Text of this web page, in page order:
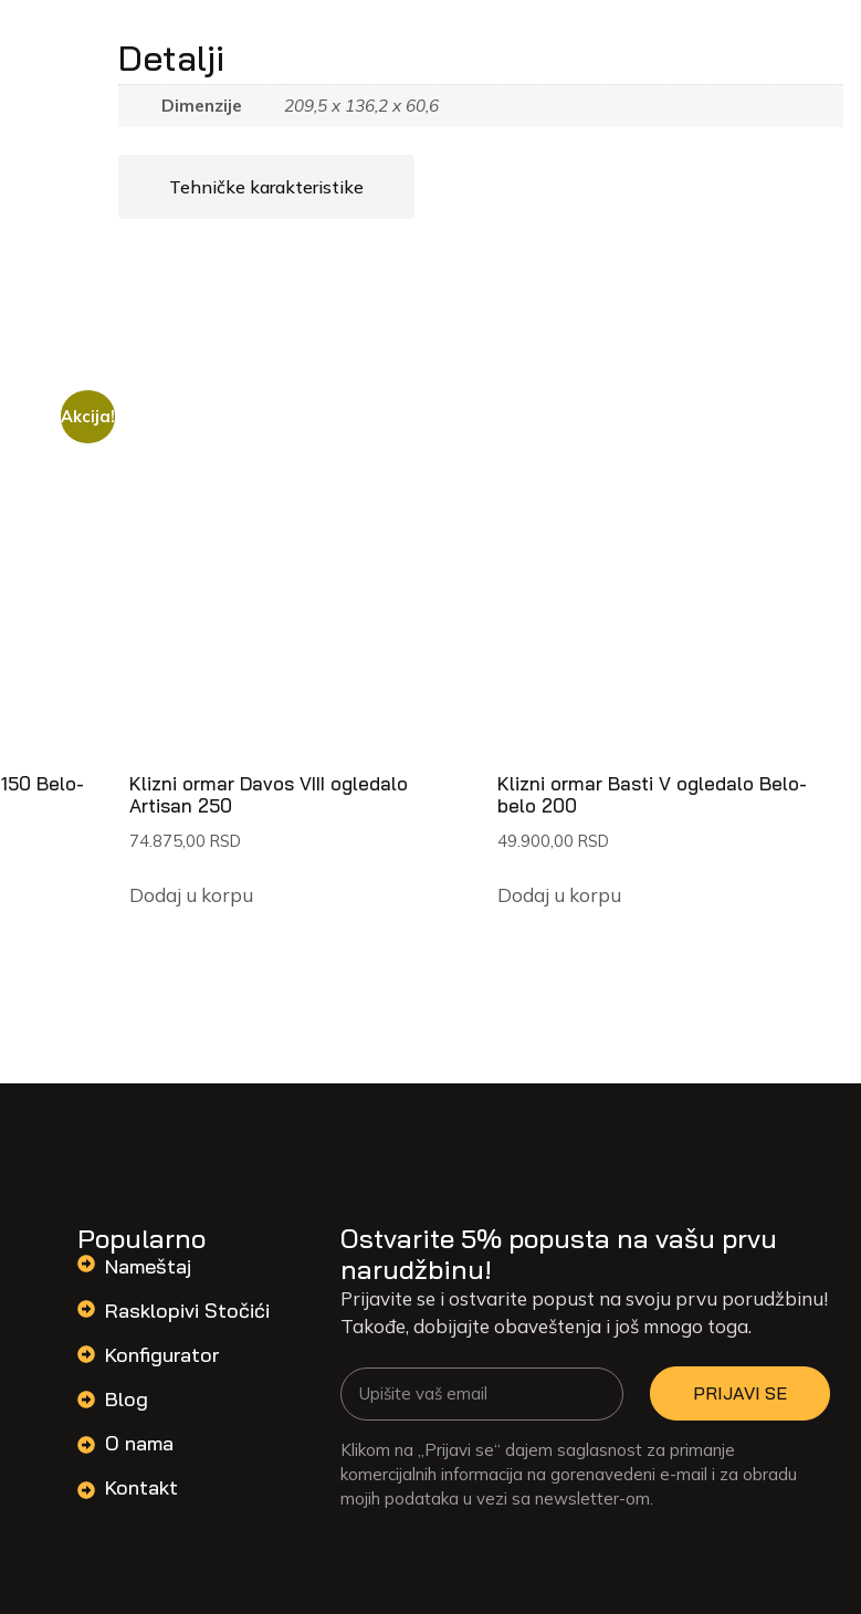
Detalji
Dimenzije 209,5 x 136,2 x 60,6
Tehničke karakteristike
Akcija!
Belo-
Klizni ormar Davos VIII ogledalo
Artisan 250
74.875,00 RSD
Dodaj u korpu
Klizni ormar Basti V ogledalo Belo-
belo 200
49.900,00 RSD
Dodaj u korpu
Popularno
Nameštaj
Rasklopivi Stočići
Konfigurator
Blog
O nama
Kontakt
Ostvarite 5% popusta na vašu prvu
narudžbinu!
Prijavite se i ostvarite popust na svoju prvu porudžbinu!
Takođe, dobijajte obaveštenja i još mnogo toga.
PRIJAVI SE
Klikom na „Prijavi se“ dajem saglasnost za primanje
komercijalnih informacija na gorenavedeni e-mail i za obradu
mojih podataka u vezi sa newsletter-om.